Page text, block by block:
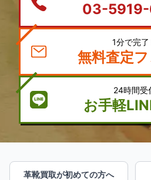
03-
1分で完了
無料査定
24時間受
お手軽
革靴買取が初めての方へ